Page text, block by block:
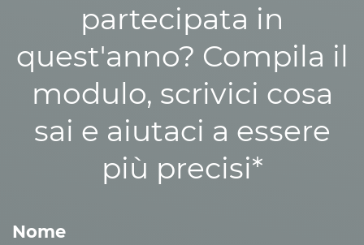
partecipata in
quest'anno? Compila il
modulo, scrivici cosa
sai e aiutaci a essere
più precisi*
Nome